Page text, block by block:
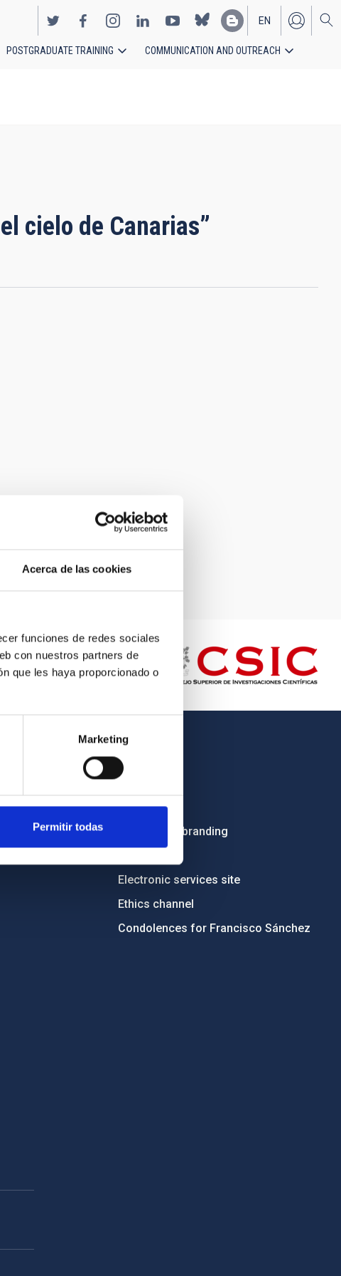
Acerca de las cookies
funciones de redes sociales
con nuestros partners de
que les haya proporcionado o
Marketing
Permitir todas
EN
ES
POSTGRADUATE TRAINING COMMUNICATION AND OUTREACH
cielo de Canarias”
Employment
Tenders
Institutional branding
Electronic services site
Ethics channel
Condolences for Francisco Sánchez